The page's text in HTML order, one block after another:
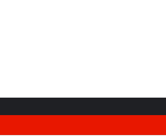
वीर फौजी भाइयों हेतु “सिपाही रक्षा सूत्र संग्रहण” कार्यक्रम हुआ